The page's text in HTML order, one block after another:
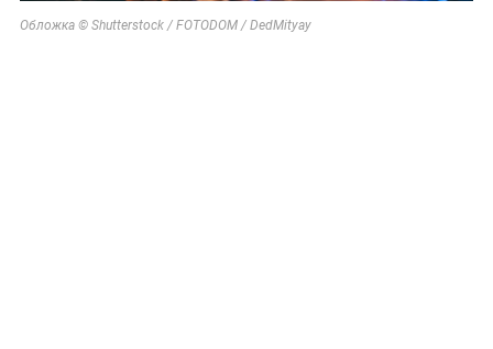
Обложка © Shutterstock / FOTODOM / DedMityay